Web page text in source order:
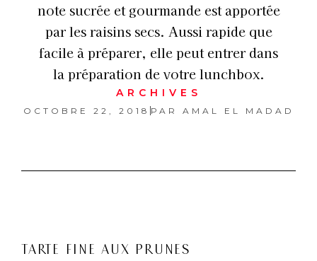
note sucrée et gourmande est apportée
par les raisins secs. Aussi rapide que
facile à préparer, elle peut entrer dans
la préparation de votre lunchbox.
ARCHIVES
OCTOBRE 22, 2018 PAR AMAL EL MADAD
TARTE FINE AUX PRUNES